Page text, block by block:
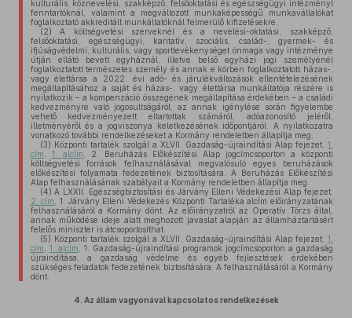
kulturális, köznevelési, szakképző, felsőoktatási és egészségügyi intézményt
fenntartóknál, valamint a megváltozott munkaképességű munkavállalókat
foglalkoztató akkreditált munkáltatóknál felmerülő kifizetésekre.
(2) A költségvetési szerveknél és a nevelési-oktatási, szakképző,
felsőoktatási, egészségügyi, karitatív, szociális, család-, gyermek- és
ifjúságvédelmi, kulturális, vagy sporttevékenységet önmaga vagy intézménye
útján ellátó bevett egyháznál, illetve belső egyházi jogi személyénél
foglalkoztatott természetes személy és annak e körben foglalkoztatott házas-,
vagy élettársa a 2022. évi adó- és járulékváltozások ellentételezésének
megállapításához a saját és házas-, vagy élettársa munkáltatója részére is
nyilatkozik – a kompenzáció összegének megállapítása érdekében – a családi
kedvezményre való jogosultságáról, az annak igénylése során figyelembe
vehető kedvezményezett eltartottak számáról, adóazonosító jeléről,
illetményéről és a jogviszonya keletkezésének időpontjáról. A nyilatkozatra
vonatkozó további rendelkezéseket a Kormány rendeletben állapítja meg.
(3) Központi tartalék szolgál a XLVII. Gazdaság-újraindítási Alap fejezet, 1.
cím
1. alcím , 2. Beruházás Előkészítési Alap jogcímcsoporton a központi
költségvetési források felhasználásával megvalósuló egyes beruházások
előkészítési folyamata fedezetének biztosítására. A Beruházás Előkészítési
Alap felhasználásának szabályait a Kormány rendeletben állapítja meg.
(4) A LXXII. Egészségbiztosítási és Járvány Elleni Védekezési Alap fejezet,
2. cím
, 1. Járvány Elleni Védekezés Központi Tartaléka alcím előirányzatának
felhasználásáról a Kormány dönt. Az előirányzatról az Operatív Törzs által,
annak működése ideje alatt meghozott javaslat alapján az államháztartásért
felelős miniszter is átcsoportosíthat.
(5) Központi tartalék szolgál a XLVII. Gazdaság-újraindítási Alap fejezet, 1.
cím
1. alcím , 1. Gazdaság-újraindítási programok jogcímcsoporton a gazdaság
újraindítása, a gazdaság védelme és egyéb fejlesztések érdekében
szükséges feladatok fedezetének biztosítására. A felhasználásáról a Kormány
dönt.
4. Az állam vagyonával kapcsolatos rendelkezések